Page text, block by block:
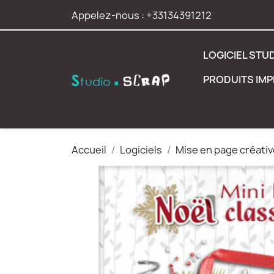
Appelez-nous : +33134391212
LOGICIEL
PRODUITS
Accueil Logiciels Mise en page